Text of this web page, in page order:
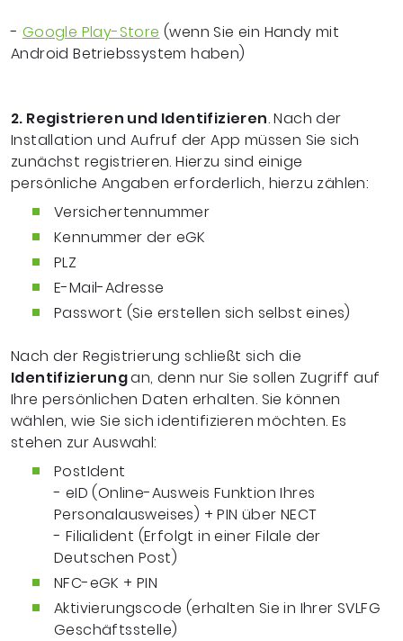
- Google Play-Store (wenn Sie ein Handy mit
Android Betriebssystem haben)
2. Registrieren und Identifizieren. Nach der
Installation und Aufruf der App müssen Sie sich
zunächst registrieren. Hierzu sind einige
persönliche Angaben erforderlich, hierzu zählen:
Versichertennummer
Kennummer der eGK
PLZ
E-Mail-Adresse
Passwort (Sie erstellen sich selbst eines)
Nach der Registrierung schließt sich die
Identifizierungan, denn nur Sie sollen Zugriff auf
Ihre persönlichen Daten erhalten. Sie können
wählen, wie Sie sich identifizieren möchten. Es
stehen zur Auswahl:
PostIdent
- eID (Online-Ausweis Funktion Ihres
Personalausweises) + PIN über NECT
- Filialident (Erfolgt in einer Filale der
Deutschen Post)
NFC-eGK + PIN
Aktivierungscode (erhalten Sie in Ihrer SVLFG
Geschäftsstelle)